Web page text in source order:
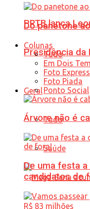
PRTB lança
Presidência da
Geral
Tudo
Saúde
Do panetone
Colunas
Tudo
Em Dois
Foto
Foto Piada
Ponto Social
Árvore não é
De uma festa
candidatos de